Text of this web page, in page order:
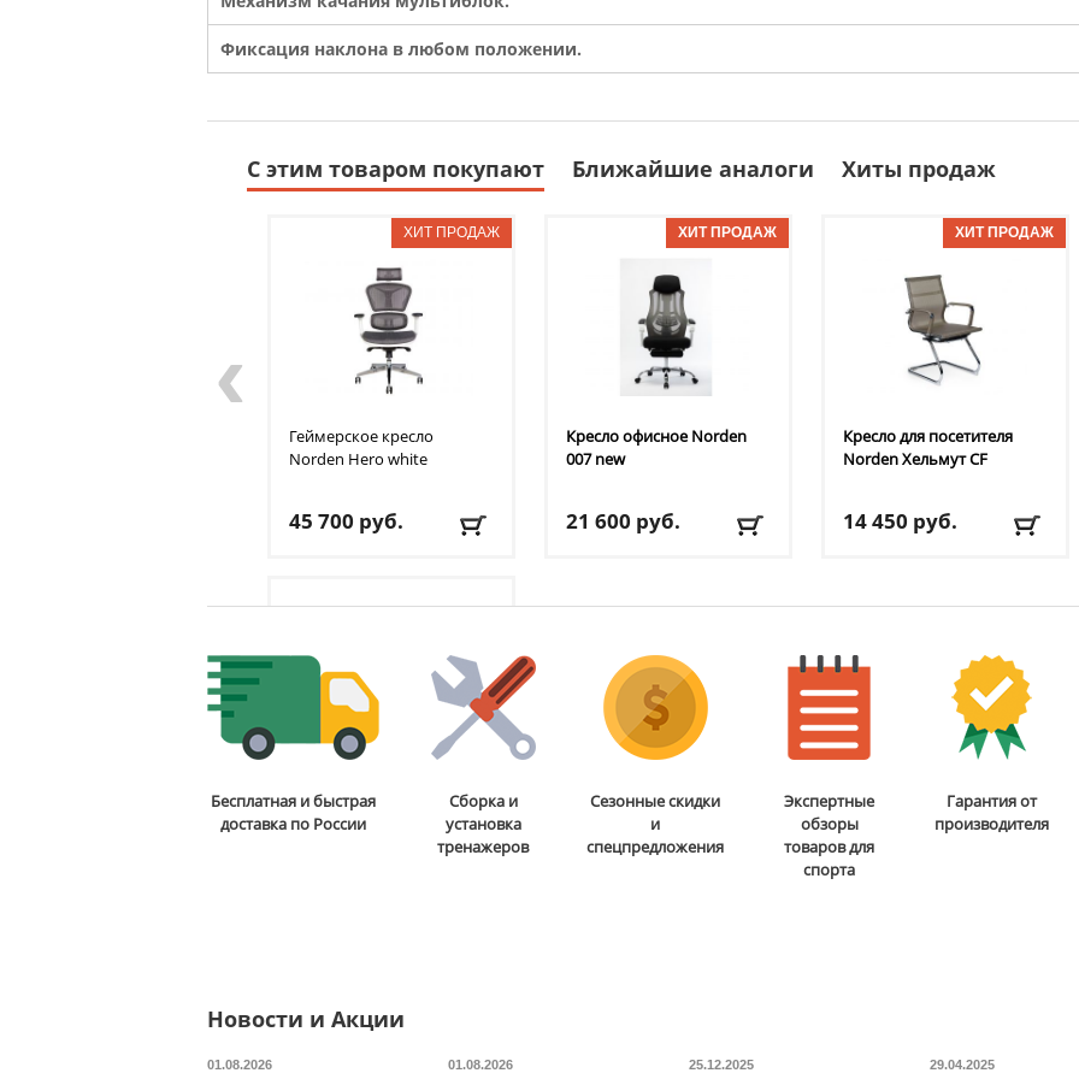
Фиксация наклона в любом положении.
С этим товаром покупают Ближайшие аналоги Хиты продаж
Геймерское кресло
Norden Hero white
45 700 руб.
2-3 дня
Кресло офисное Norden
007 new
21 600 руб.
2-3 дня
Кресло для посетителя
NordenХельмут CF
14 450 руб.
2-3 дня
Эргономичное кресло для
персонала Norden
Ergo
‹
Бесплатная и быстрая
доставка по России
Сборка и
установка
тренажеров
Сезонные скидки
и
спецпредложения
Экспертные
обзоры
товаров для
спорта
Гарантия от
производителя
Новости и Акции
01.08.2026 01.08.2026 25.12.2025 29.04.2025